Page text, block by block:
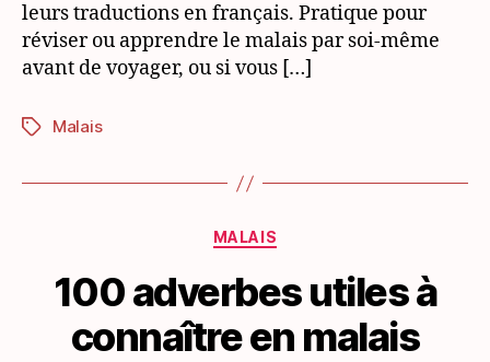
leurs traductions en français. Pratique pour
réviser ou apprendre le malais par soi-même
avant de voyager, ou si vous […]
Étiquettes
Malais
Catégories
MALAIS
100 adverbes utiles à
connaître en malais